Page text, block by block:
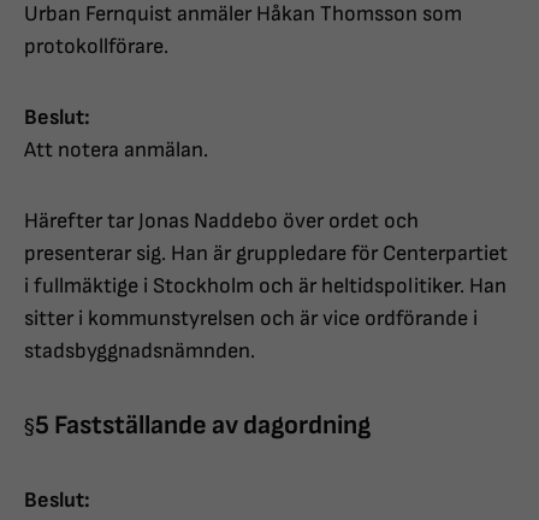
Urban Fernquist anmäler Håkan Thomsson som
protokollförare.
Beslut:
Att notera anmälan.
Härefter tar Jonas Naddebo över ordet och
presenterar sig. Han är gruppledare för Centerpartiet
i fullmäktige i Stockholm och är heltidspolitiker. Han
sitter i kommunstyrelsen och är vice ordförande i
stadsbyggnadsnämnden.
§5 Fastställande av dagordning
Beslut: